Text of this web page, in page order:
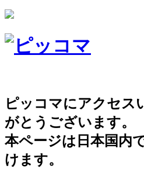
ピッコマにアクセス
がとうございます。
本ページは日本国内
けます。